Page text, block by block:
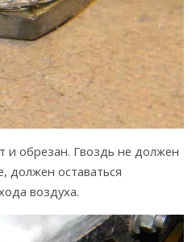
и обрезан. Гвоздь не должен
должен оставаться
воздуха.